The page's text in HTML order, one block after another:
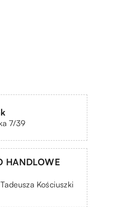
7/39
HANDLOWE
Kościuszki